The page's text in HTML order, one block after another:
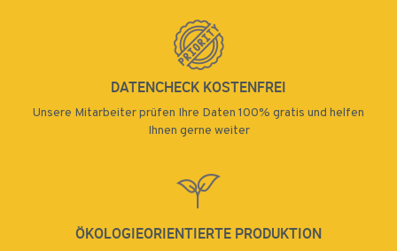
DATENCHECK KOSTENFREI
Unsere Mitarbeiter prüfen Ihre Daten 100% gratis und helfen
Ihnen gerne weiter
ÖKOLOGIEORIENTIERTE PRODUKTION